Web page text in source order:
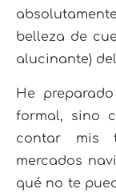
belleza de
alucinante) del
He
formal, sino
contar mis
mercados
qué no te